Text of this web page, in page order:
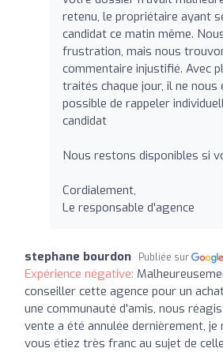
retenu, le propriétaire ayant
candidat ce matin même.
frustration, mais nous
commentaire injustifié. Avec
traités chaque jour, il ne
possible de rappeler
candidat
Nous restons disponibles si
Cordialement,
Le responsable d'agence
stephane bourdon Publiée sur
Expérience négative:
conseiller cette agence pour un
une communauté d'amis, nous
vente a été annulée dernièrement, je
vous étiez très franc au sujet de